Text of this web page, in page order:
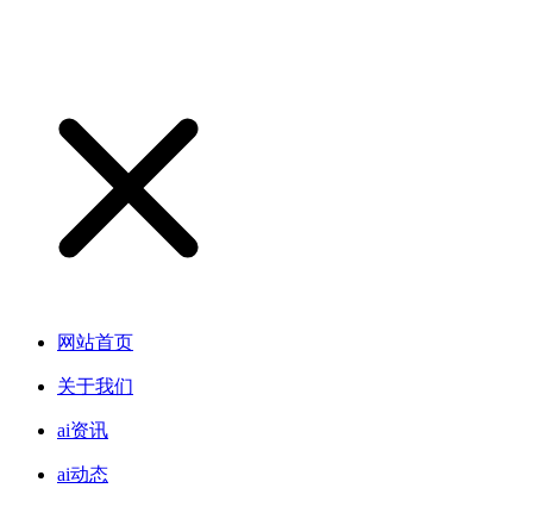
网站首页
关于我们
ai资讯
ai动态